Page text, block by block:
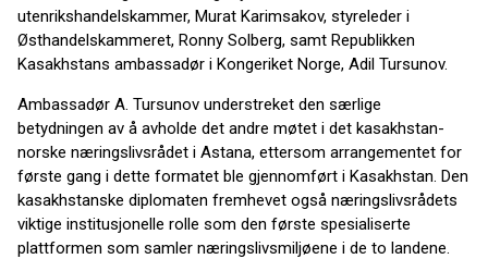
utenrikshandelskammer, Murat Karimsakov, styreleder i
Østhandelskammeret, Ronny Solberg, samt Republikken
Kasakhstans ambassadør i Kongeriket Norge, Adil Tursunov.
Ambassadør A. Tursunov understreket den særlige
betydningen av å avholde det andre møtet i det kasakhstan-
norske næringslivsrådet i Astana, ettersom arrangementet for
første gang i dette formatet ble gjennomført i Kasakhstan. Den
kasakhstanske diplomaten fremhevet også næringslivsrådets
viktige institusjonelle rolle som den første spesialiserte
plattformen som samler næringslivsmiljøene i de to landene.